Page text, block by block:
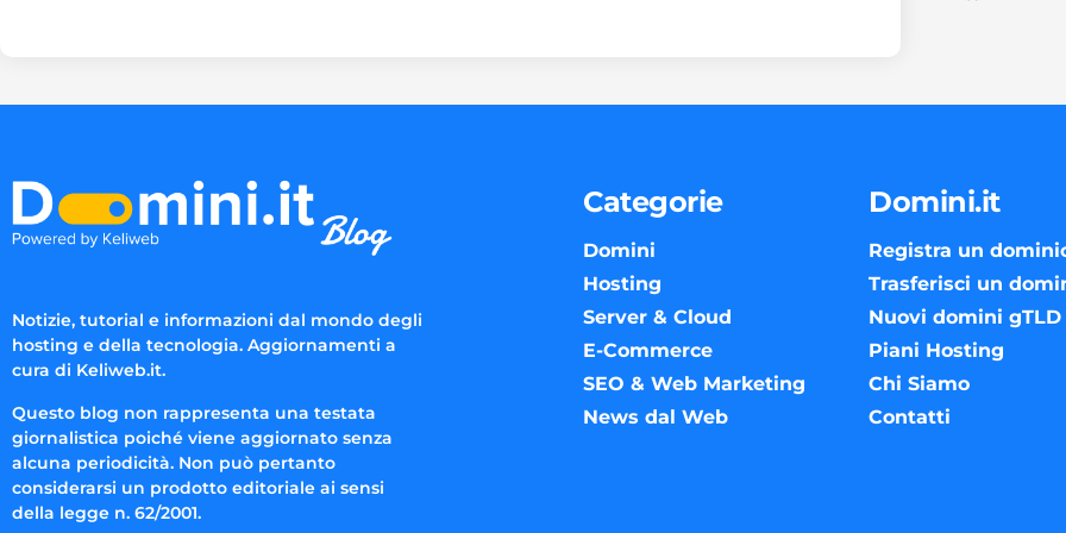
Notizie, tutorial e informazioni dal mondo degli
hosting e della tecnologia. Aggiornamenti a
cura di Keliweb.it.
Questo blog non rappresenta una testata
giornalistica poiché viene aggiornato senza
alcuna periodicità. Non può pertanto
considerarsi un prodotto editoriale ai sensi
della legge n. 62/2001.
Categorie
Domini
Hosting
Server & Cloud
E-Commerce
SEO & Web Marketing
News dal Web
Domini.it
Registra un
Trasferisci un
Nuovi domini gTLD
Piani Hosting
Chi Siamo
Contatti